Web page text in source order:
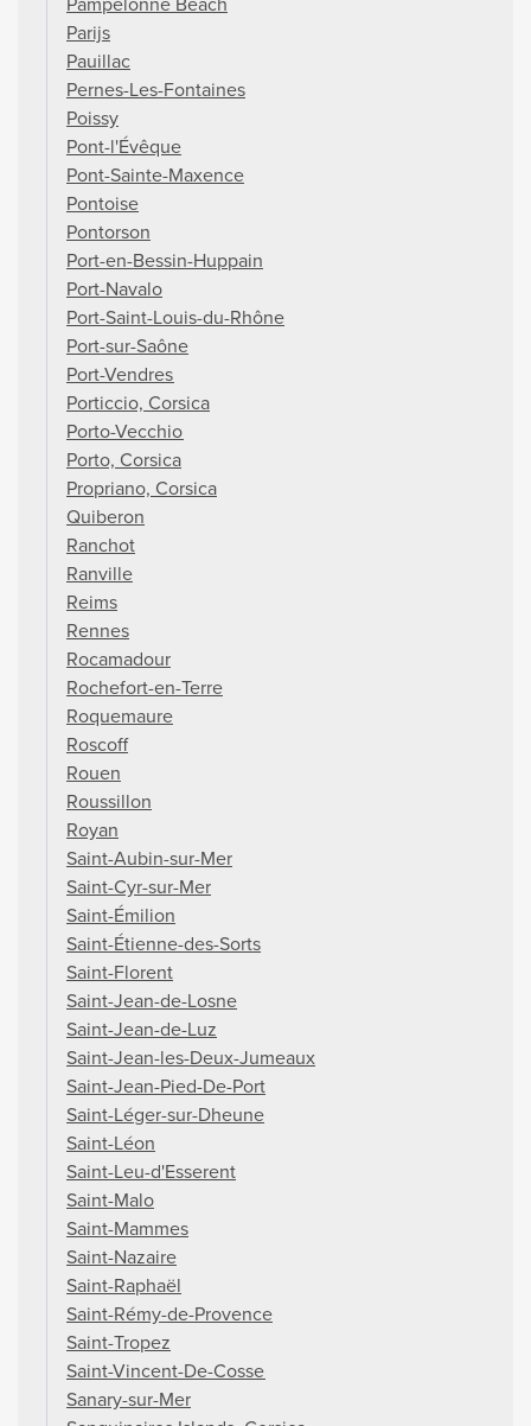
Parijs
Pauillac
Pernes-Les-Fontaines
Poissy
Pont-l'Évêque
Pont-Sainte-Maxence
Pontoise
Pontorson
Port-en-Bessin-Huppain
Port-Navalo
Port-Saint-Louis-du-Rhône
Port-sur-Saône
Port-Vendres
Porticcio, Corsica
Porto-Vecchio
Porto, Corsica
Propriano, Corsica
Quiberon
Ranchot
Ranville
Reims
Rennes
Rocamadour
Rochefort-en-Terre
Roquemaure
Roscoff
Rouen
Roussillon
Royan
Saint-Aubin-sur-Mer
Saint-Cyr-sur-Mer
Saint-Émilion
Saint-Étienne-des-Sorts
Saint-Florent
Saint-Jean-de-Losne
Saint-Jean-de-Luz
Saint-Jean-les-Deux-Jumeaux
Saint-Jean-Pied-De-Port
Saint-Léger-sur-Dheune
Saint-Léon
Saint-Leu-d'Esserent
Saint-Malo
Saint-Mammes
Saint-Nazaire
Saint-Raphaël
Saint-Rémy-de-Provence
Saint-Tropez
Saint-Vincent-De-Cosse
Sanary-sur-Mer